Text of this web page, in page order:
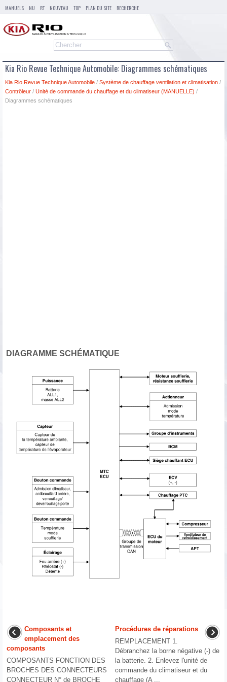
MANUELS NU RT NOUVEAU TOP PLAN DU SITE RECHERCHE
Kia Rio Revue Technique Automobile: Diagrammes schématiques
Kia Rio Revue Technique Automobile / Système de chauffage ventilation et climatisation /
Contrôleur / Unité de commande du chauffage et du climatiseur (MANUELLE) /
Diagrammes schématiques
DIAGRAMME SCHÉMATIQUE
Composants et
emplacement des
composants
COMPOSANTS FONCTION DES
BROCHES DES CONNECTEURS
CONNECTEUR N° de BROCHE
Procédures de réparations
REMPLACEMENT 1.
Débranchez la borne négative (-) de
la batterie. 2. Enlevez l'unité de
commande du climatiseur et du
chauffage (A ...